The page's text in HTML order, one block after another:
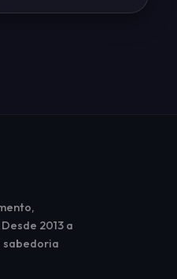
2013 a
sabedoria